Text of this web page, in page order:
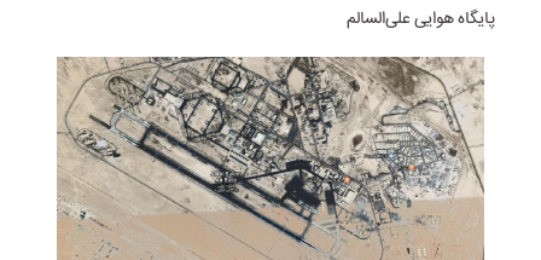
پایگاه هوایی علی‌السالم